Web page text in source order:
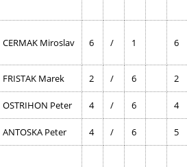
CERMAK Miroslav 6 / 1 6
FRISTAK Marek 2 / 6 2
OSTRIHON Peter 4 / 6 4
ANTOSKA Peter 4 / 6 5